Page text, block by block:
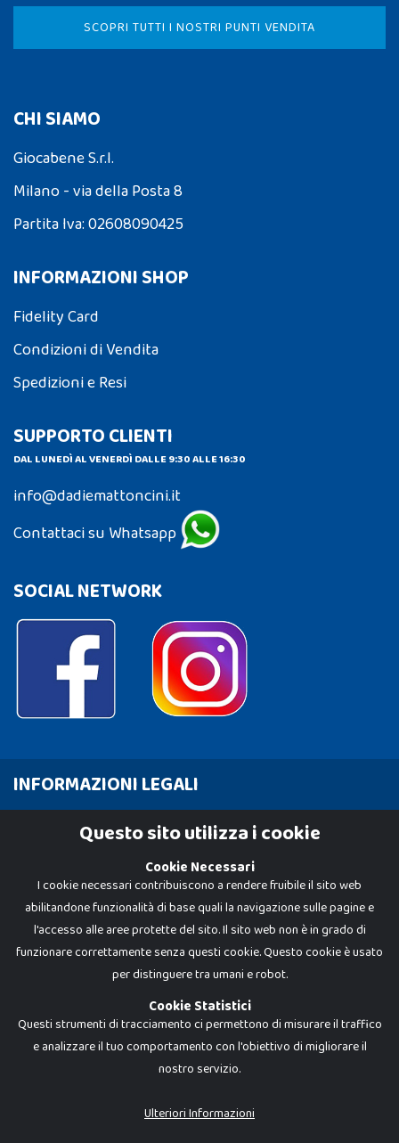
SCOPRI TUTTI I NOSTRI PUNTI VENDITA
CHI SIAMO
Giocabene S.r.l.
Milano - via della Posta 8
Partita Iva: 02608090425
INFORMAZIONI SHOP
Fidelity Card
Condizioni di Vendita
Spedizioni e Resi
SUPPORTO CLIENTI
DAL LUNEDÌ AL VENERDÌ DALLE 9:30 ALLE 16:30
info@dadiemattoncini.it
Contattaci su Whatsapp
SOCIAL NETWORK
INFORMAZIONI LEGALI
Cookie Policy
Dadi e Mattoncini è un brand di Giocabene Srl. Ogni riproduzione o utilizzo non
I prezzi e le promozioni pubblicate potrebbero differire da quanto esposto in
Questo sito utilizza i cookie
Cookie Necessari
I cookie necessari contribuiscono a rendere fruibile il sito web
abilitandone funzionalità di base quali la navigazione sulle pagine e
l'accesso alle aree protette del sito. Il sito web non è in grado di
funzionare correttamente senza questi cookie. Questo cookie è usato
per distinguere tra umani e robot.
Cookie Statistici
Questi strumenti di tracciamento ci permettono di misurare il traffico
e analizzare il tuo comportamento con l'obiettivo di migliorare il
nostro servizio.
Ulteriori Informazioni